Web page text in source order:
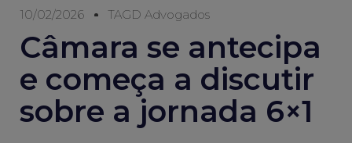
10/02/2026 TAGD Advogados
Câmara se antecipa
e começa a discutir
sobre a jornada 6×1